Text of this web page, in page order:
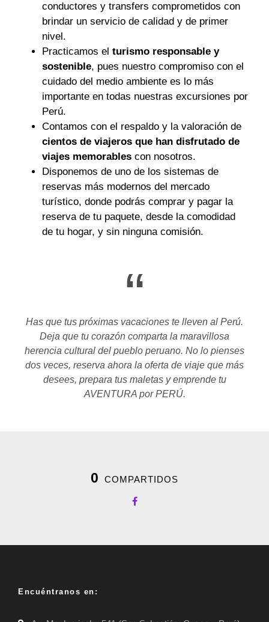
conductores y transfers comprometidos con
brindar un servicio de calidad y de primer
nivel.
Practicamos el turismo responsable y
sostenible, pues nuestro compromiso con el
cuidado del medio ambiente es lo más
importante en todas nuestras excursiones por
Perú.
Contamos con el respaldo y la valoración de
cientos de viajeros que han disfrutado de
viajes memorables con nosotros.
Disponemos de uno de los sistemas de
reservas más modernos del mercado
turístico, donde podrás comprar y pagar la
reserva de tu paquete, desde la comodidad
de tu hogar, y sin ninguna comisión.
“
Has que tus próximas vacaciones te lleven al Perú.
Deja que tu corazón comparta la maravillosa
herencia cultural del pueblo peruano. No lo pienses
dos veces, reserva ahora la oferta de viaje que más
desees, prepara tus maletas y emprende tu
AVENTURA por PERÚ.
0 COMPARTIDOS
Encuéntranos en: